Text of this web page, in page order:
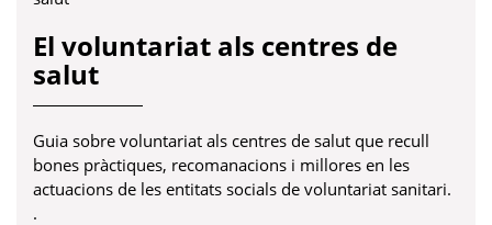
El voluntariat als centres de
salut
Guia sobre voluntariat als centres de salut que recull
bones pràctiques, recomanacions i millores en les
actuacions de les entitats socials de voluntariat sanitari.
.